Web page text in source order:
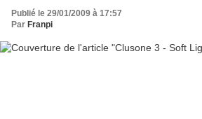
Publié le 29/01/2009 à 17:57
Par Franpi